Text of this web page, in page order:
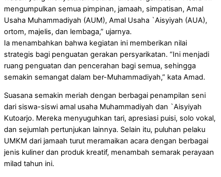
mengumpulkan semua pimpinan, jamaah, simpatisan, Amal
Usaha Muhammadiyah (AUM), Amal Usaha `Aisyiyah (AUA),
ortom, majelis, dan lembaga,” ujarnya.
Ia menambahkan bahwa kegiatan ini memberikan nilai
strategis bagi penguatan gerakan persyarikatan. “Ini menjadi
ruang penguatan dan pencerahan bagi semua, sehingga
semakin semangat dalam ber-Muhammadiyah,” kata Amad.
Suasana semakin meriah dengan berbagai penampilan seni
dari siswa-siswi amal usaha Muhammadiyah dan `Aisyiyah
Kutoarjo. Mereka menyuguhkan tari, apresiasi puisi, solo vokal,
dan sejumlah pertunjukan lainnya. Selain itu, puluhan pelaku
UMKM dari jamaah turut meramaikan acara dengan berbagai
jenis kuliner dan produk kreatif, menambah semarak perayaan
milad tahun ini.